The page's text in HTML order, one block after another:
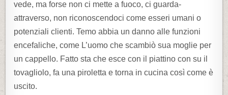
vede, ma forse non ci mette a fuoco, ci guarda-
attraverso, non riconoscendoci come esseri umani o
potenziali clienti. Temo abbia un danno alle funzioni
encefaliche, come L’uomo che scambiò sua moglie per
un cappello. Fatto sta che esce con il piattino con su il
tovagliolo, fa una piroletta e torna in cucina così come è
uscito.